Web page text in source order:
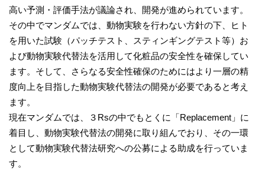
高い予測・評価手法が議論され、開発が進められています。
その中でマンダムでは、動物実験を行わない方針の下、ヒト
を用いた試験（パッチテスト、スティンギングテスト等）お
よび動物実験代替法を活用して化粧品の安全性を確保してい
ます。そして、さらなる安全性確保のためにはより一層の精
度向上を目指した動物実験代替法の開発が必要であると考え
ます。
現在マンダムでは、３Rsの中でもとくに「Replacement」に
着目し、動物実験代替法の開発に取り組んでおり、その一環
として動物実験代替法研究への公募による助成を行っていま
す。